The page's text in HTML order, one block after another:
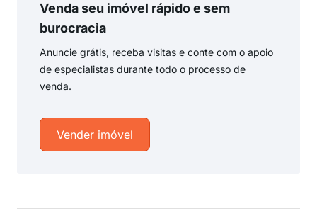
Venda seu imóvel rápido e sem
burocracia
Anuncie grátis, receba visitas e conte com o apoio
de especialistas durante todo o processo de
venda.
Vender imóvel